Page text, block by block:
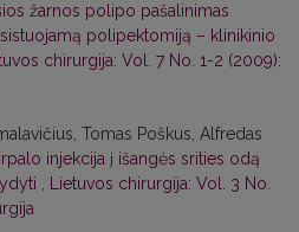
žarnos polipo pašalinimas
polipektomiją – klinikinio
chirurgija: Vol. 7 No. 1-2 (2009):
Tomas Poškus, Alfredas
injekcija į išangės srities odą
Lietuvos chirurgija: Vol. 3 No.